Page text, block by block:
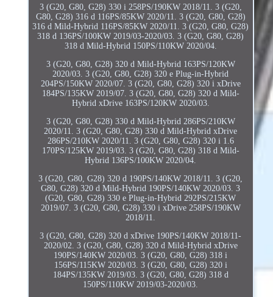
3 (G20, G80, G28) 330 i 258PS/190KW 2018/11. 3 (G20,
G80, G28) 316 d 116PS/85KW 2020/11. 3 (G20, G80, G28)
316 d Mild-Hybrid 116PS/85KW 2020/11. 3 (G20, G80, G28)
318 d 136PS/100KW 2019/03-2020/03. 3 (G20, G80, G28)
318 d Mild-Hybrid 150PS/110KW 2020/04.
3 (G20, G80, G28) 320 d Mild-Hybrid 163PS/120KW
2020/03. 3 (G20, G80, G28) 320 e Plug-in-Hybrid
204PS/150KW 2020/07. 3 (G20, G80, G28) 320 i xDrive
184PS/135KW 2019/07. 3 (G20, G80, G28) 320 d Mild-
Hybrid xDrive 163PS/120KW 2020/03.
3 (G20, G80, G28) 330 d Mild-Hybrid 286PS/210KW
2020/11. 3 (G20, G80, G28) 330 d Mild-Hybrid xDrive
286PS/210KW 2020/11. 3 (G20, G80, G28) 320 i 1.6
170PS/125KW 2019/03. 3 (G20, G80, G28) 318 d Mild-
Hybrid 136PS/100KW 2020/04.
3 (G20, G80, G28) 320 d 190PS/140KW 2018/11. 3 (G20,
G80, G28) 320 d Mild-Hybrid 190PS/140KW 2020/03. 3
(G20, G80, G28) 330 e Plug-in-Hybrid 292PS/215KW
2019/07. 3 (G20, G80, G28) 330 i xDrive 258PS/190KW
2018/11.
3 (G20, G80, G28) 320 d xDrive 190PS/140KW 2018/11-
2020/02. 3 (G20, G80, G28) 320 d Mild-Hybrid xDrive
190PS/140KW 2020/03. 3 (G20, G80, G28) 318 i
156PS/115KW 2020/03. 3 (G20, G80, G28) 320 i
184PS/135KW 2019/03. 3 (G20, G80, G28) 318 d
150PS/110KW 2019/03-2020/03.